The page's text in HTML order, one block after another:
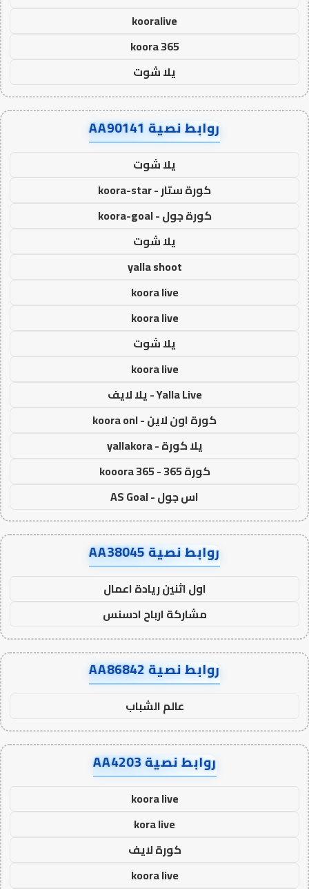
kooralive
koora 365
يلا شوت
روابط نصية AA90141
يلا شوت
كورة ستار - koora-star
كورة جول - koora-goal
يلا شوت
yalla shoot
koora live
koora live
يلا شوت
koora live
Yalla Live - يلا لايف
كورة اون لاين - koora onl
يلا كورة - yallakora
كورة 365 - kooora 365
اس جول - AS Goal
روابط نصية AA38045
اول اثنين ريادة اعمال
مشاركة ارباح ادسنس
روابط نصية AA86842
عالم الشباب
روابط نصية AA4203
koora live
kora live
كورة لايف
koora live